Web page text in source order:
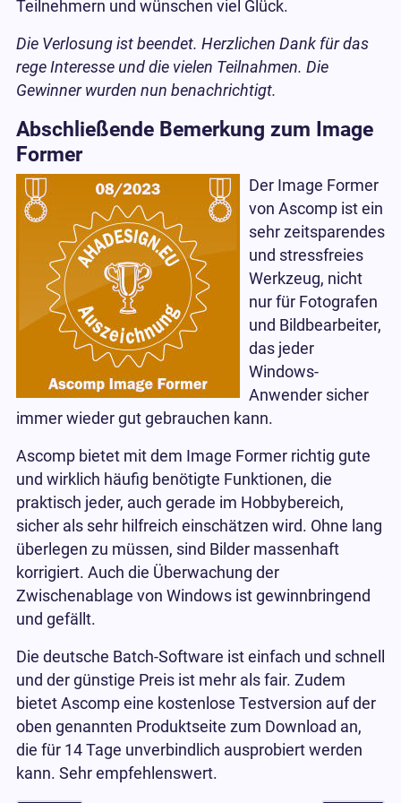
Teilnehmern und wünschen viel Glück.
Die Verlosung ist beendet. Herzlichen Dank für das
rege Interesse und die vielen Teilnahmen. Die
Gewinner wurden nun benachrichtigt.
Abschließende Bemerkung zum Image
Former
Der Image Former
von Ascomp ist ein
sehr zeitsparendes
und stressfreies
Werkzeug, nicht
nur für Fotografen
und Bildbearbeiter,
das jeder
Windows-
Anwender sicher
immer wieder gut gebrauchen kann.
Ascomp bietet mit dem Image Former richtig gute
und wirklich häufig benötigte Funktionen, die
praktisch jeder, auch gerade im Hobbybereich,
sicher als sehr hilfreich einschätzen wird. Ohne lang
überlegen zu müssen, sind Bilder massenhaft
korrigiert. Auch die Überwachung der
Zwischenablage von Windows ist gewinnbringend
und gefällt.
Die deutsche Batch-Software ist einfach und schnell
und der günstige Preis ist mehr als fair. Zudem
bietet Ascomp eine kostenlose Testversion auf der
oben genannten Produktseite zum Download an,
die für 14 Tage unverbindlich ausprobiert werden
kann. Sehr empfehlenswert.